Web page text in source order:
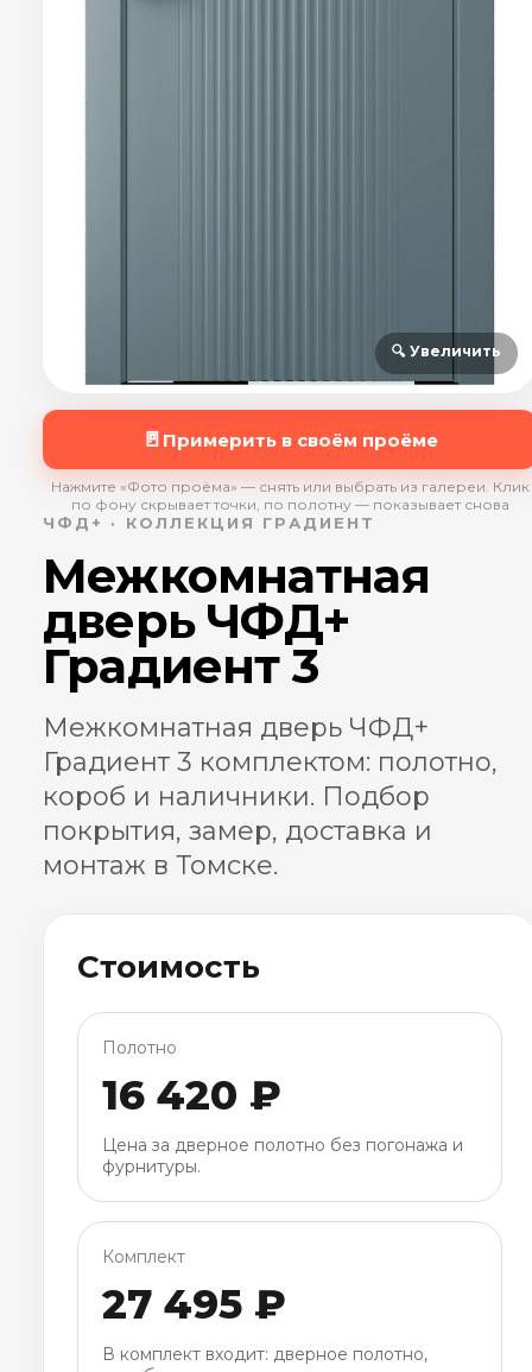
🔍 Увеличить
🚪 Примерить в своём проёме
Нажмите «Фото проёма» — снять или выбрать из галереи. Клик
по фону скрывает точки, по полотну — показывает снова
ЧФД+ · КОЛЛЕКЦИЯ ГРАДИЕНТ
Межкомнатная
дверь ЧФД+
Градиент 3
Межкомнатная дверь ЧФД+
Градиент 3 комплектом: полотно,
короб и наличники. Подбор
покрытия, замер, доставка и
монтаж в Томске.
Стоимость
Полотно
16 420 ₽
Цена за дверное полотно без погонажа и
фурнитуры.
Комплект
27 495 ₽
В комплект входит: дверное полотно,